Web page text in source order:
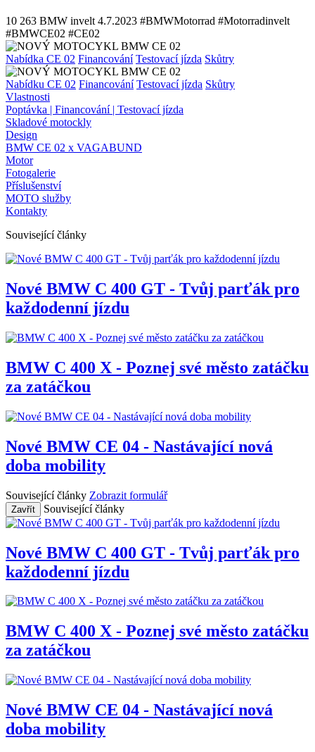
10 263 BMW invelt 4.7.2023 #BMWMotorrad #Motorradinvelt
#BMWCE02 #CE02
Nabídka CE 02 Financování Testovací jízda Skůtry
Nabídku CE 02 Financování Testovací jízda Skůtry
Vlastnosti
Poptávka | Financování | Testovací jízda
Skladové motockly
Design
BMW CE 02 x VAGABUND
Motor
Fotogalerie
Příslušenství
MOTO služby
Kontakty
Související články
Nové BMW C 400 GT - Tvůj parťák pro
každodenní jízdu
BMW C 400 X - Poznej své město zatáčku
za zatáčkou
Nové BMW CE 04 - Nastávající nová
doba mobility
Související články Zobrazit formulář
Zavřít Související články
Nové BMW C 400 GT - Tvůj parťák pro
každodenní jízdu
BMW C 400 X - Poznej své město zatáčku
za zatáčkou
Nové BMW CE 04 - Nastávající nová
doba mobility